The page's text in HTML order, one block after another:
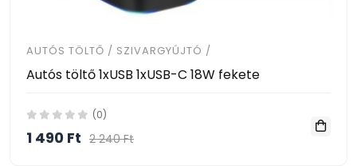
AUTÓS TÖLTŐ / SZIVARGYÚJTÓ /
Autós töltő 1xUSB 1xUSB-C 18W fekete
(0)
1 490 Ft 2 240 Ft